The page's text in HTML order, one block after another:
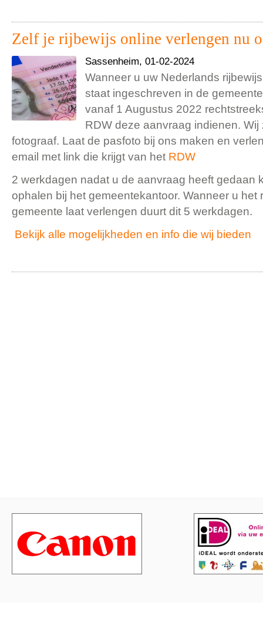
Zelf je rijbewijs online verlengen nu
Sassenheim, 01-02-2024
Wanneer u uw Nederlands
staat ingeschreven in de
vanaf 1 Augustus 2022
RDW deze aanvraag indienen.
fotograaf. Laat de pasfoto bij ons maken en
email met link die krijgt van het RDW
2 werkdagen nadat u de aanvraag heeft gedaan
ophalen bij het gemeentekantoor. Wanneer u het
gemeente laat verlengen duurt dit 5 werkdagen.
Bekijk alle mogelijkheden en info die wij bieden